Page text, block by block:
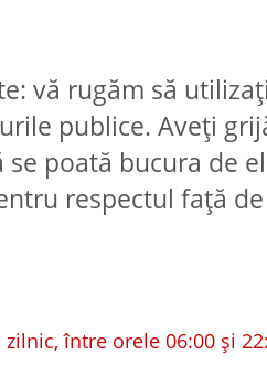
vă rugăm să
publice. Aveți
poată bucura de
respectul față
zilnic, între orele 06:00 și